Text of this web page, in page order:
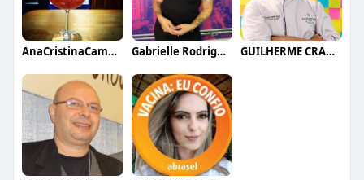
AnaCristinaCampos Gabrielle Rodrigues GUILHERME CRAMER BALLE